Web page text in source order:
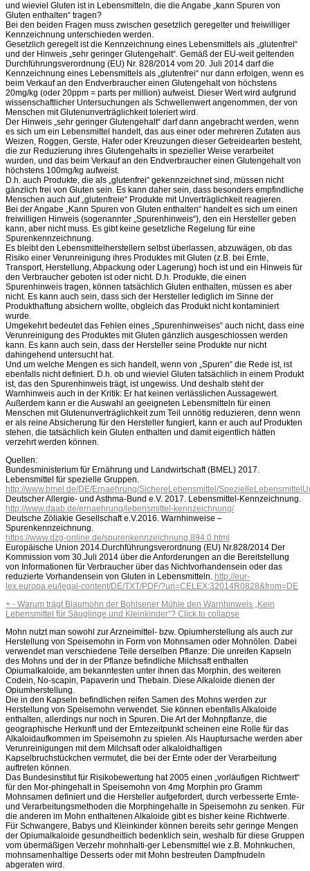
und wieviel Gluten ist in Lebensmitteln, die die Angabe „kann Spuren von
Gluten enthalten“ tragen?
Bei den beiden Fragen muss zwischen gesetzlich geregelter und freiwilliger
Kennzeichnung unterschieden werden.
Gesetzlich geregelt ist die Kennzeichnung eines Lebensmittels als „glutenfrei“
und der Hinweis „sehr geringer Glutengehalt“. Gemäß der EU-weit geltenden
Durchführungsverordnung (EU) Nr. 828/2014 vom 20. Juli 2014 darf die
Kennzeichnung eines Lebensmittels als „glutenfrei“ nur dann erfolgen, wenn es
beim Verkauf an den Endverbraucher einen Glutengehalt von höchstens
20mg/kg (oder 20ppm = parts per million) aufweist. Dieser Wert wird aufgrund
wissenschaftlicher Untersuchungen als Schwellenwert angenommen, der von
Menschen mit Glutenunverträglichkeit toleriert wird.
Der Hinweis „sehr geringer Glutengehalt“ darf dann angebracht werden, wenn
es sich um ein Lebensmittel handelt, das aus einer oder mehreren Zutaten aus
Weizen, Roggen, Gerste, Hafer oder Kreuzungen dieser Getreidearten besteht,
die zur Reduzierung ihres Glutengehalts in spezieller Weise verarbeitet
wurden, und das beim Verkauf an den Endverbraucher einen Glutengehalt von
höchstens 100mg/kg aufweist.
D.h. auch Produkte, die als „glutenfrei“ gekennzeichnet sind, müssen nicht
gänzlich frei von Gluten sein. Es kann daher sein, dass besonders empfindliche
Menschen auch auf „glutenfreie“ Produkte mit Unverträglichkeit reagieren.
Bei der Angabe „Kann Spuren von Gluten enthalten“ handelt es sich um einen
freiwilligen Hinweis (sogenannter „Spurenhinweis“), den ein Hersteller geben
kann, aber nicht muss. Es gibt keine gesetzliche Regelung für eine
Spurenkennzeichnung.
Es bleibt den Lebensmittelherstellern selbst überlassen, abzuwägen, ob das
Risiko einer Verunreinigung ihres Produktes mit Gluten (z.B. bei Ernte,
Transport, Herstellung, Abpackung oder Lagerung) hoch ist und ein Hinweis für
den Verbraucher geboten ist oder nicht. D.h. Produkte, die einen
Spurenhinweis tragen, können tatsächlich Gluten enthalten, müssen es aber
nicht. Es kann auch sein, dass sich der Hersteller lediglich im Sinne der
Produkthaftung absichern wollte, obgleich das Produkt nicht kontaminiert
wurde.
Umgekehrt bedeutet das Fehlen eines „Spurenhinweises“ auch nicht, dass eine
Verunreinigung des Produktes mit Gluten gänzlich ausgeschlossen werden
kann. Es kann auch sein, dass der Hersteller seine Produkte nur nicht
dahingehend untersucht hat.
Und um welche Mengen es sich handelt, wenn von „Spuren“ die Rede ist, ist
ebenfalls nicht definiert. D.h. ob und wieviel Gluten tatsächlich in einem Produkt
ist, das den Spurenhinweis trägt, ist ungewiss. Und deshalb steht der
Warnhinweis auch in der Kritik: Er hat keinen verlässlichen Aussagewert.
Außerdem kann er die Auswahl an geeigneten Lebensmitteln für einen
Menschen mit Glutenunverträglichkeit zum Teil unnötig reduzieren, denn wenn
er als reine Absicherung für den Hersteller fungiert, kann er auch auf Produkten
stehen, die tatsächlich kein Gluten enthalten und damit eigentlich hätten
verzehrt werden können.
Quellen:
Bundesministerium für Ernährung und Landwirtschaft (BMEL) 2017.
Lebensmittel für spezielle Gruppen.
http://www.bmel.de/DE/Ernaehrung/SichereLebensmittel/
Deutscher Allergie- und Asthma-Bund e.V. 2017. Lebensmittel-Kennzeichnung.
http://www.daab.de/ernaehrung/lebensmittel-kennzeichnung/
Deutsche Zöliakie Gesellschaft e.V.2016. Warnhinweise –
Spurenkennzeichnung.
https://www.dzg-online.de/spurenkennzeichnung.894.0.html
Europäische Union 2014.Durchführungsverordnung (EU) Nr.828/2014 Der
Kommission vom 30.Juli 2014 über die Anforderungen an die Bereitstellung
von Informationen für Verbraucher über das Nichtvorhandensein oder das
reduzierte Vorhandensein von Gluten in Lebensmitteln. http://eur-
lex.europa.eu/legal-content/DE/TXT/PDF/?uri=CELEX:32014R0828&from=DE
+ - Warum trägt Blaumohn der Bohlsener Mühle den Warnhinweis „Kein
Lebensmittel für Säuglinge und Kleinkinder“? Click to collapse
Mohn nutzt man sowohl zur Arzneimittel- bzw. Opiumherstellung als auch zur
Herstellung von Speisemohn in Form von Mohnsamen oder Mohnölen. Dabei
verwendet man verschiedene Teile derselben Pflanze: Die unreifen Kapseln
des Mohns und der in der Pflanze befindliche Milchsaft enthalten
Opiumalkaloide, am bekanntesten unter ihnen das Morphin, des weiteren
Codein, No-scapin, Papaverin und Thebain. Diese Alkaloide dienen der
Opiumherstellung.
Die in den Kapseln befindlichen reifen Samen des Mohns werden zur
Herstellung von Speisemohn verwendet. Sie können ebenfalls Alkaloide
enthalten, allerdings nur noch in Spuren. Die Art der Mohnpflanze, die
geographische Herkunft und der Erntezeitpunkt scheinen eine Rolle für das
Alkaloidaufkommen im Speisemohn zu spielen. Als Hauptursache werden aber
Verunreinigungen mit dem Milchsaft oder alkaloidhaltigen
Kapselbruchstückchen vermutet, die bei der Ernte oder der Verarbeitung
auftreten können.
Das Bundesinstitut für Risikobewertung hat 2005 einen „vorläufigen Richtwert“
für den Mor-phingehalt in Speisemohn von 4mg Morphin pro Gramm
Mohnsamen definiert und die Hersteller aufgefordert, durch verbesserte Ernte-
und Verarbeitungsmethoden die Morphingehalte in Speisemohn zu senken. Für
die anderen im Mohn enthaltenen Alkaloide gibt es bisher keine Richtwerte.
Für Schwangere, Babys und Kleinkinder können bereits sehr geringe Mengen
der Opiumalkaloide gesundheitlich bedenklich sein, weshalb für diese Gruppen
vom übermäßigen Verzehr mohnhalti-ger Lebensmittel wie z.B. Mohnkuchen,
mohnsamenhaltige Desserts oder mit Mohn bestreuten Dampfnudeln
abgeraten wird.